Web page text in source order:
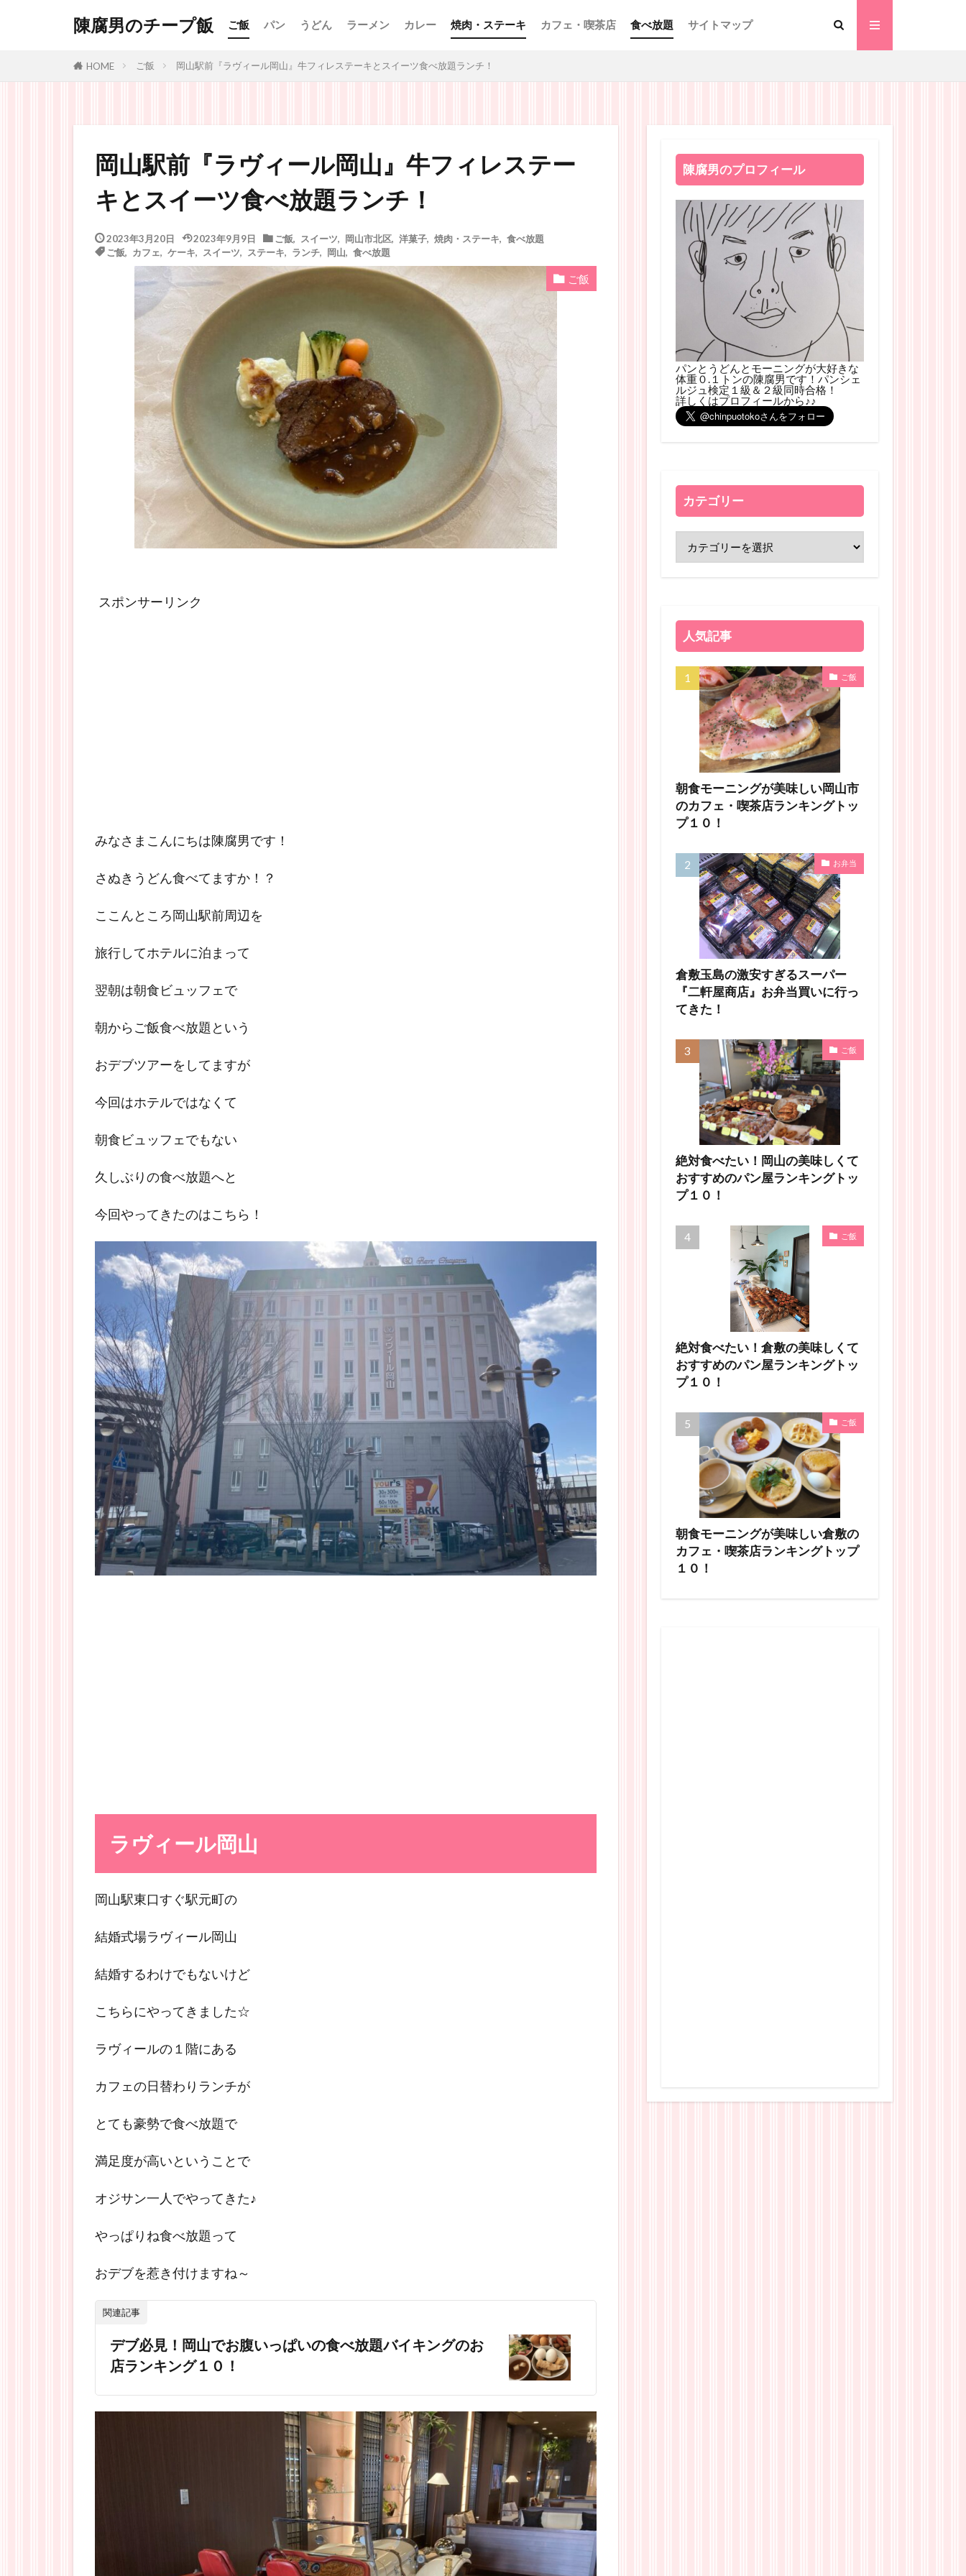
陳腐男のチープ飯 ご飯 パン うどん ラーメン カレー 焼肉・ステーキ カフェ・喫茶店 食べ放題 サイトマップ
HOME ご飯 岡山駅前『ラヴィール岡山』牛フィレステーキとスイーツ食べ放題ランチ！
岡山駅前『ラヴィール岡山』牛フィレステー
キとスイーツ食べ放題ランチ！
2023年3月20日 2023年9月9日 ご飯 スイーツ 岡山市北区, 洋菓子, 焼肉・ステーキ
食べ放題
ご飯
カフェ ケーキ スイーツ ステーキ ランチ, 岡山 食べ放題
ご飯
スポンサーリンク
みなさまこんにちは陳腐男です！
さぬきうどん食べてますか！？
ここんところ岡山駅前周辺を
旅行してホテルに泊まって
翌朝は朝食ビュッフェで
朝からご飯食べ放題という
おデブツアーをしてますが
今回はホテルではなくて
朝食ビュッフェでもない
久しぶりの食べ放題へと
今回やってきたのはこちら！
ラヴィール岡山
岡山駅東口すぐ駅元町の
結婚式場ラヴィール岡山
結婚するわけでもないけど
こちらにやってきました☆
ラヴィールの１階にある
カフェの日替わりランチが
とても豪勢で食べ放題で
満足度が高いということで
オジサン一人でやってきた♪
やっぱりね食べ放題って
おデブを惹き付けますね～
関連記事
デブ必見！岡山でお腹いっぱいの食べ放題バイキングのお
店ランキング１０！
陳腐男のプロフィール
パンとうどんとモーニングが大好きな
体重０.１トンの陳腐男です！パンシェ
ルジュ検定１級＆２級同時合格！
詳しくはプロフィールから♪♪
カテゴリー
人気記事
ご飯
朝食モーニングが美味しい岡山市
のカフェ・喫茶店ランキングトッ
プ１０！
お弁当
倉敷玉島の激安すぎるスーパー
『二軒屋商店』お弁当買いに行っ
てきた！
ご飯
絶対食べたい！岡山の美味しくて
おすすめのパン屋ランキングトッ
プ１０！
ご飯
絶対食べたい！倉敷の美味しくて
おすすめのパン屋ランキングトッ
プ１０！
ご飯
朝食モーニングが美味しい倉敷の
カフェ・喫茶店ランキングトップ
１０！